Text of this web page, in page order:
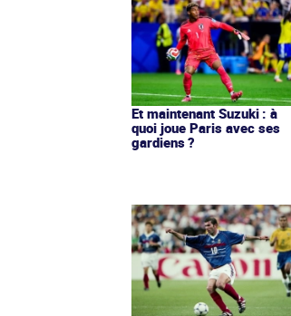
Et maintenant Suzuki : à
quoi joue Paris avec ses
gardiens ?